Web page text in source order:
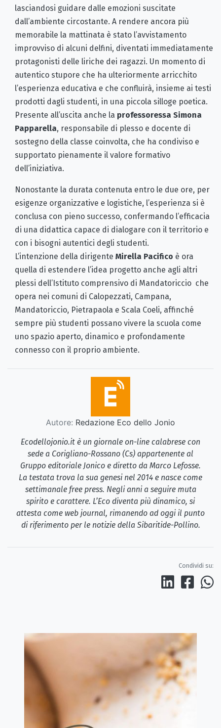
lasciandosi guidare dalle emozioni suscitate
dall’ambiente circostante. A rendere ancora più
memorabile la mattinata è stato l’avvistamento
improvviso di alcuni delfini, diventati immediatamente
protagonisti delle liriche dei ragazzi. Un momento di
autentico stupore che ha ulteriormente arricchito
l’esperienza educativa e che confluirà, insieme ai testi
prodotti dagli studenti, in una piccola silloge poetica.
Presente all’uscita anche la professoressa Simona
Papparella, responsabile di plesso e docente di
sostegno della classe coinvolta, che ha condiviso e
supportato pienamente il valore formativo
dell’iniziativa.
Nonostante la durata contenuta entro le due ore, per
esigenze organizzative e logistiche, l’esperienza si è
conclusa con pieno successo, confermando l’efficacia
di una didattica capace di dialogare con il territorio e
con i bisogni autentici degli studenti.
L’intenzione della dirigente Mirella Pacifico è ora
quella di estendere l’idea progetto anche agli altri
plessi dell’Istituto comprensivo di Mandatoriccio che
opera nei comuni di Calopezzati, Campana,
Mandatoriccio, Pietrapaola e Scala Coeli, affinché
sempre più studenti possano vivere la scuola come
uno spazio aperto, dinamico e profondamente
connesso con il proprio ambiente.
Autore: Redazione Eco dello Jonio
Ecodellojonio.it è un giornale on-line calabrese con
sede a Corigliano-Rossano (Cs) appartenente al
Gruppo editoriale Jonico e diretto da Marco Lefosse.
La testata trova la sua genesi nel 2014 e nasce come
settimanale free press. Negli anni a seguire muta
spirito e carattere. L’Eco diventa più dinamico, si
attesta come web journal, rimanendo ad oggi il punto
di riferimento per le notizie della Sibaritide-Pollino.
Condividi su: